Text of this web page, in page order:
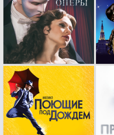
Рекламная кампания
мюзикла «Призрак
Оперы»
Профессиональная
адаптация
легендарного
брэнда.